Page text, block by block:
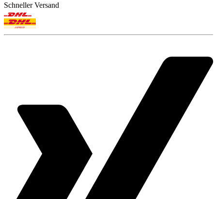
Schneller Versand